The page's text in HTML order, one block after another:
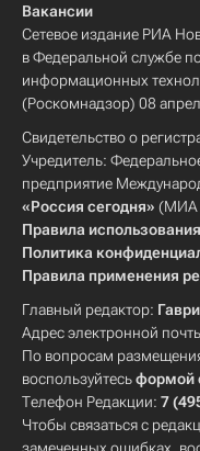
Вакансии
Сетевое издание РИА
в Федеральной службе
информационных
(Роскомнадзор) 08
Свидетельство о
Учредитель:
предприятие
«Россия сегодня» (МИА
Правила
Политика
Правила применения
Главный редактор:
Адрес электронной
По вопросам
воспользуйтесьформой
Телефон Редакции: 7
Чтобы связаться с